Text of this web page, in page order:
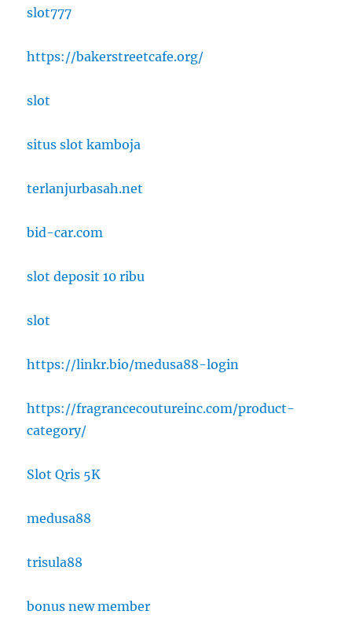
slot777
https://bakerstreetcafe.org/
slot
situs slot kamboja
terlanjurbasah.net
bid-car.com
slot deposit 10 ribu
slot
https://linkr.bio/medusa88-login
https://fragrancecoutureinc.com/product-
category/
Slot Qris 5K
medusa88
trisula88
bonus new member